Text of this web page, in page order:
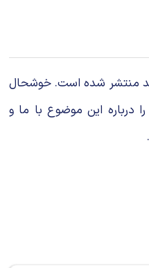
منتشر شده است. خوشحال
درباره این موضوع با ما و